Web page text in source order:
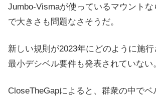
Jumbo-Vismaが使っているマウントな
で大きさも問題なさそうだ。
新しい規則が2023年にどのように施
最小デシベル要件も発表されていない
CloseTheGapによると、群衆の中でベ